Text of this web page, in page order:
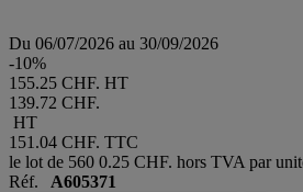
Du 06/07/2026 au 30/09/2026
-10%
155.25 CHF. HT
139.72 CHF.
HT
151.04 CHF. TTC
le lot de 560 0.25 CHF. hors TVA par
Réf. A605371